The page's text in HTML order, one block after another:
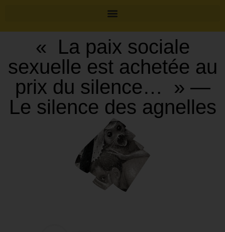
« La paix sociale
sexuelle est achetée au
prix du silence… » —
Le silence des agnelles